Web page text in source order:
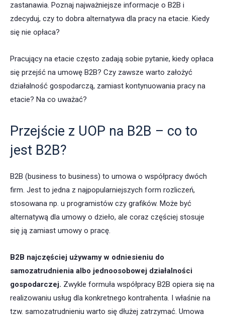
zastanawia. Poznaj najważniejsze informacje o B2B i
zdecyduj, czy to dobra alternatywa dla pracy na etacie. Kiedy
się nie opłaca?
Pracujący na etacie często zadają sobie pytanie, kiedy opłaca
się przejść na umowę B2B? Czy zawsze warto założyć
działalność gospodarczą, zamiast kontynuowania pracy na
etacie? Na co uważać?
Przejście z UOP na B2B – co to
jest B2B?
B2B (business to business) to umowa o współpracy dwóch
firm. Jest to jedna z najpopularniejszych form rozliczeń,
stosowana np. u programistów czy grafików. Może być
alternatywą dla umowy o dzieło, ale coraz częściej stosuje
się ją zamiast umowy o pracę.
B2B najczęściej używamy w odniesieniu do
samozatrudnienia albo jednoosobowej działalności
gospodarczej. Zwykle formuła współpracy B2B opiera się na
realizowaniu usług dla konkretnego kontrahenta. I właśnie na
tzw. samozatrudnieniu warto się dłużej zatrzymać. Umowa